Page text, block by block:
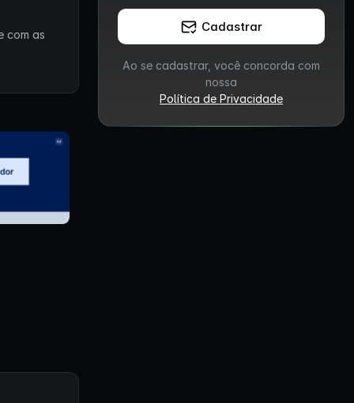
com as
Cadastrar
Ao se cadastrar, você concorda com
nossa
Política de Privacidade